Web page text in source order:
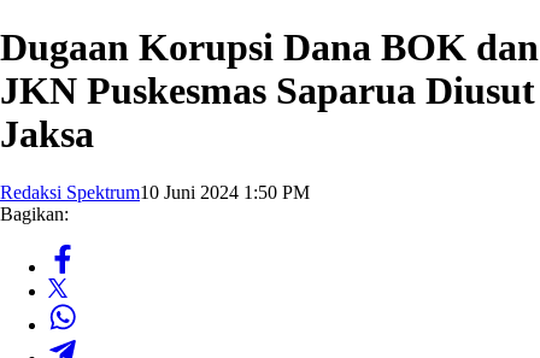
Dugaan Korupsi Dana BOK dan
JKN Puskesmas Saparua Diusut
Jaksa
Redaksi Spektrum10 Juni 2024 1:50 PM
Bagikan: